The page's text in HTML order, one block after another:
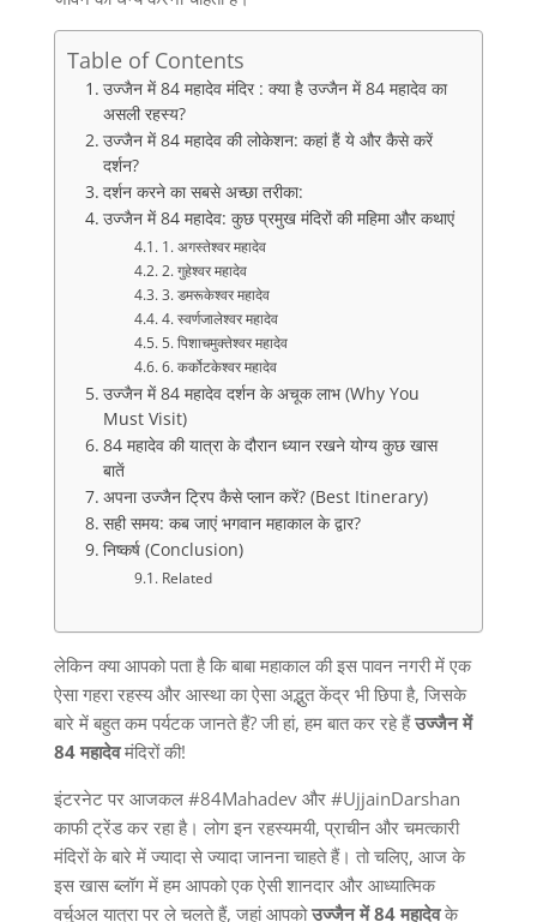
Table of Contents
उज्जैन में 84 महादेव मंदिर : क्या है उज्जैन में 84 महादेव का
असली रहस्य?
उज्जैन में 84 महादेव की लोकेशन: कहां हैं ये और कैसे करें
दर्शन?
दर्शन करने का सबसे अच्छा तरीका:
उज्जैन में 84 महादेव: कुछ प्रमुख मंदिरों की महिमा और कथाएं
1. अगस्तेश्वर महादेव
2. गुहेश्वर महादेव
3. डमरूकेश्वर महादेव
4. स्वर्णजालेश्वर महादेव
5. पिशाचमुक्तेश्वर महादेव
6. कर्कोटकेश्वर महादेव
उज्जैन में 84 महादेव दर्शन के अचूक लाभ (Why You
Must Visit)
84 महादेव की यात्रा के दौरान ध्यान रखने योग्य कुछ खास
बातें
अपना उज्जैन ट्रिप कैसे प्लान करें? (Best Itinerary)
सही समय: कब जाएं भगवान महाकाल के द्वार?
निष्कर्ष (Conclusion)
Related
लेकिन क्या आपको पता है कि बाबा महाकाल की इस पावन नगरी में एक
ऐसा गहरा रहस्य और आस्था का ऐसा अद्भुत केंद्र भी छिपा है, जिसके
बारे में बहुत कम पर्यटक जानते हैं? जी हां, हम बात कर रहे हैंउज्जैन में
84 महादेवमंदिरों की!
इंटरनेट पर आजकल#84Mahadev और#UjjainDarshan
काफी ट्रेंड कर रहा है। लोग इन रहस्यमयी, प्राचीन और चमत्कारी
मंदिरों के बारे में ज्यादा से ज्यादा जानना चाहते हैं। तो चलिए, आज के
इस खास ब्लॉग में हम आपको एक ऐसी शानदार और आध्यात्मिक
वर्चुअल यात्रा पर ले चलते हैं, जहां आपकोउज्जैन में84 महादेवके